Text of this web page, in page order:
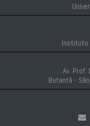
Instituto
Av.
Butantã -